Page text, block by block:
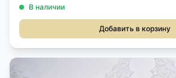
В наличии
Добавить в корзину